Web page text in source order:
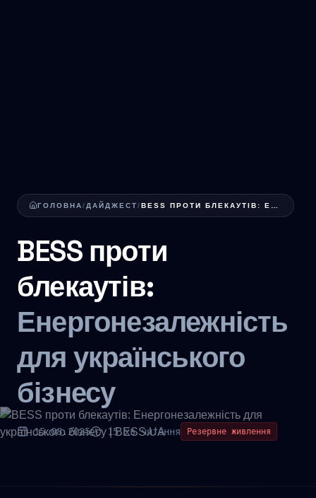
ГОЛОВНА/ДАЙДЖЕСТ/
BESS проти
блекаутів:
Енергонезалежність
для українського
бізнесу
15.08.2025 15 хв читання Резервне живлення